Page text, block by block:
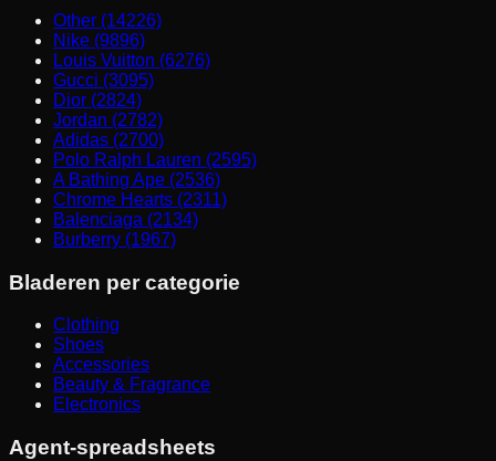
Other (14226)
Nike (9896)
Louis Vuitton (6276)
Gucci (3095)
Dior (2824)
Jordan (2782)
Adidas (2700)
Polo Ralph Lauren (2595)
A Bathing Ape (2536)
Chrome Hearts (2311)
Balenciaga (2134)
Burberry (1967)
Bladeren per categorie
Clothing
Shoes
Accessories
Beauty & Fragrance
Electronics
Agent-spreadsheets